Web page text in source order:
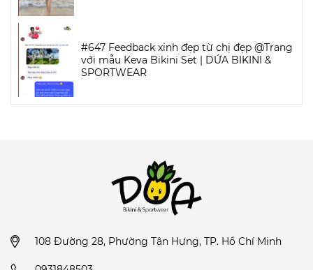
#647 Feedback xinh đẹp từ chị đẹp @Trang
với mẫu Keva Bikini Set | DỨA BIKINI &
SPORTWEAR
108 Đường 28, Phường Tân Hưng, TP. Hồ Chí Minh